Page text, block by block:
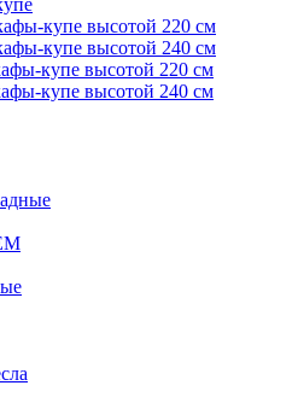
купе высотой 220 см
купе высотой 240 см
купе высотой 220 см
купе высотой 240 см